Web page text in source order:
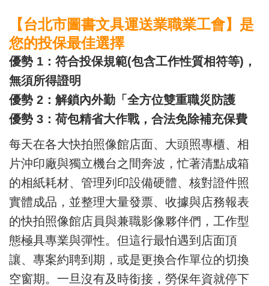
【台北市圖書文具運送業職業工會】是
您的投保最佳選擇
優勢 1：符合投保規範(包含工作性質相符等)，
無須所得證明
優勢 2：解鎖內外勤「全方位雙重職災防護
優勢 3：荷包精省大作戰，合法免除補充保費
每天在各大快拍照像館店面、大頭照專櫃、相
片沖印廠與獨立機台之間奔波，忙著清點成箱
的相紙耗材、管理列印設備硬體、核對證件照
實體成品，並整理大量發票、收據與店務報表
的快拍照像館店員與兼職影像夥伴們，工作型
態極具專業與彈性。但這行最怕遇到店面頂
讓、專案約聘到期，或是更換合作單位的切換
空窗期。一旦沒有及時銜接，勞保年資就停下